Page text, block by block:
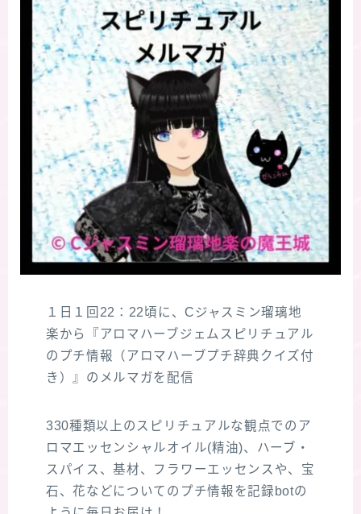
１日１回22：22頃に、Cジャスミン瑠璃地
楽から『アロマハーブジェムスピリチュアル
のプチ情報（アロマハーブプチ辞典クイズ付
き）』のメルマガを配信
330種類以上のスピリチュアルな観点でのア
ロマエッセンシャルオイル(精油)、ハーブ・
スパイス、基材、フラワーエッセンスや、宝
石、花などについてのプチ情報を記録botの